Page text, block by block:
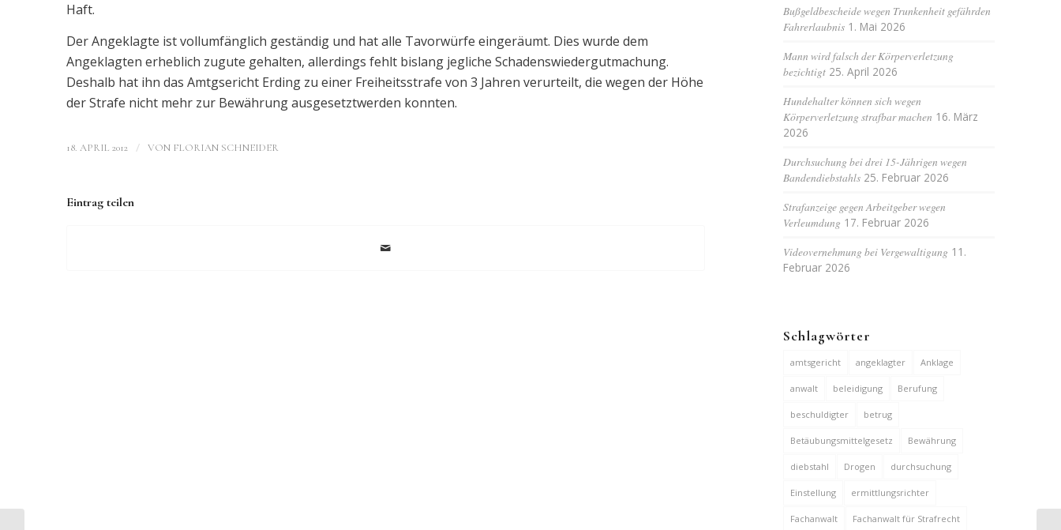
Haft.
Der Angeklagte ist vollumfänglich geständig und hat alle Tavorwürfe eingeräumt. Dies wurde dem
Angeklagten erheblich zugute gehalten, allerdings fehlt bislang jegliche Schadenswiedergutmachung.
Deshalb hat ihn das Amtgsericht Erding zu einer Freiheitsstrafe von 3 Jahren verurteilt, die wegen der Höhe
der Strafe nicht mehr zur Bewährung ausgesetztwerden konnten.
18. APRIL 2012 / VON FLORIAN SCHNEIDER
Eintrag teilen
Bußgeldbescheide wegen Trunkenheit gefährden
Fahrerlaubnis 1. Mai 2026
Mann wird falsch der Körperverletzung
bezichtigt 25. April 2026
Hundehalter können sich wegen
Körperverletzung strafbar machen 16. März
2026
Durchsuchung bei drei 15-Jährigen wegen
Bandendiebstahls 25. Februar 2026
Strafanzeige gegen Arbeitgeber wegen
Verleumdung 17. Februar 2026
Videovernehmung bei Vergewaltigung 11.
Februar 2026
Schlagwörter
amtsgericht angeklagter Anklage
anwalt beleidigung Berufung
beschuldigter betrug
Betäubungsmittelgesetz Bewährung
diebstahl Drogen durchsuchung
Einstellung ermittlungsrichter
Fachanwalt Fachanwalt für Strafrecht